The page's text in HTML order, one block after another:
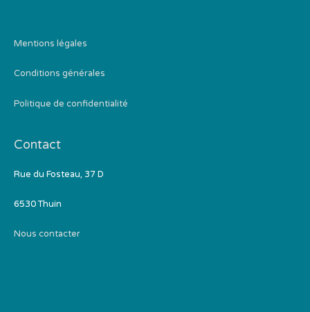
Mentions légales
Conditions générales
Politique de confidentialité
Contact
Rue du Fosteau, 37 D
6530 Thuin
Nous contacter